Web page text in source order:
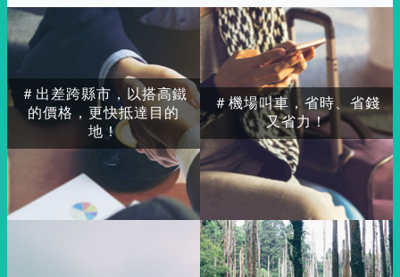
＃出差跨縣市，以搭高鐵
的價格，更快抵達目的
地！
＃機場叫車，省時、省錢
又省力！